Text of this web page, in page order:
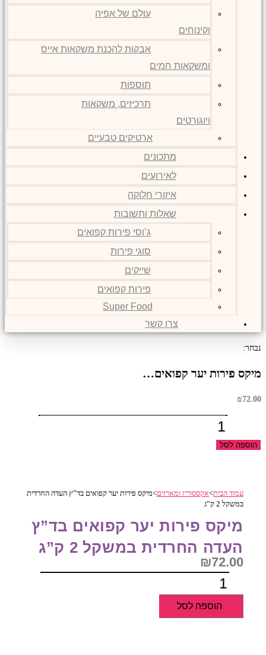
עולם של אפיה
וקינוחים
אבקות להכנת משקאות אייס
ומשקאות חמים
תוספות
תרכיזים, משקאות
ויוגורטים
ארטיקים טבעיים
מתכונים
לאירועים
איזורי חלוקה
שאלות ותשובות
ג’וסי פירות קפואים
סוגי פירות
שייקים
פירות קפואים
Super Food
צרו קשר
נבחר:
מיקס פירות יער קפואים…
₪72.00
כמות
מיקס
קפואים
העדה
במשקל
2
ק"ג
הוספה לסל
עמוד הבית>אקססוריז ומארזים>מיקס פירות יער קפואים בד”ץ העדה החרדית
במשקל 2 ק”ג
מיקס פירות יער קפואים בד”ץ
העדה החרדית במשקל 2 ק”ג
₪72.00
כמות
של
מיקסהוספה לסל